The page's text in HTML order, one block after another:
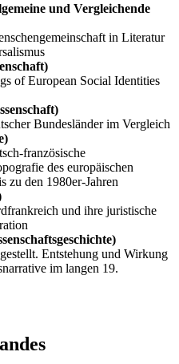
und Vergleichende
in Literatur
of European Social Identities
Bundesländer im Vergleich
französische
des europäischen
zu den 1980er-Jahren
und ihre juristische
Entstehung und Wirkung
im langen 19.